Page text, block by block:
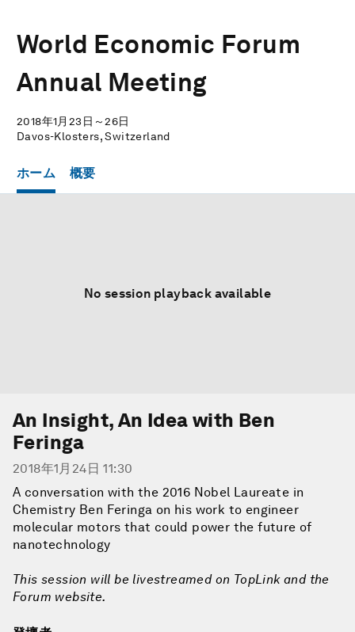
World Economic Forum
Annual Meeting
2018年1月23日～26日
Davos-Klosters, Switzerland
ホーム 概要
No session playback available
An Insight, An Idea with Ben
Feringa
2018年1月24日 11:30
A conversation with the 2016 Nobel Laureate in
Chemistry Ben Feringa on his work to engineer
molecular motors that could power the future of
nanotechnology
This session will be livestreamed on TopLink and the
Forum website.